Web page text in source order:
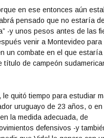
en ese entonces aún
pensado que no estaría
-y unos pesos antes de las
venir a Montevideo para
un combate en el que estaría
título de campeón
quitó tiempo para estudiar
uruguayo de 23 años, o en
la medida adecuada, de
defensivos -y